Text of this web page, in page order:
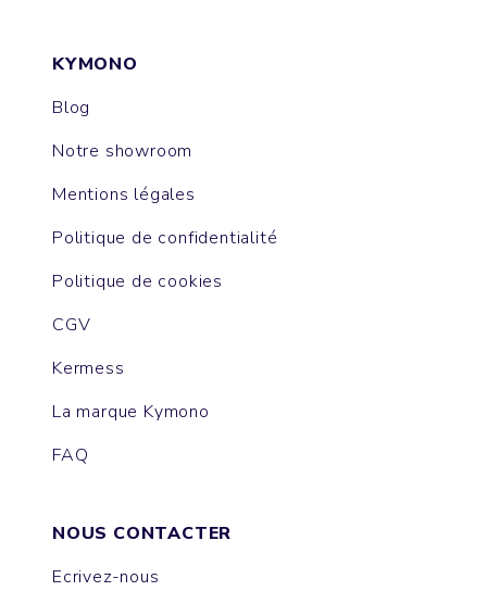
KYMONO
Blog
Notre showroom
Mentions légales
Politique de confidentialité
Politique de cookies
CGV
Kermess
La marque Kymono
FAQ
NOUS CONTACTER
Ecrivez-nous